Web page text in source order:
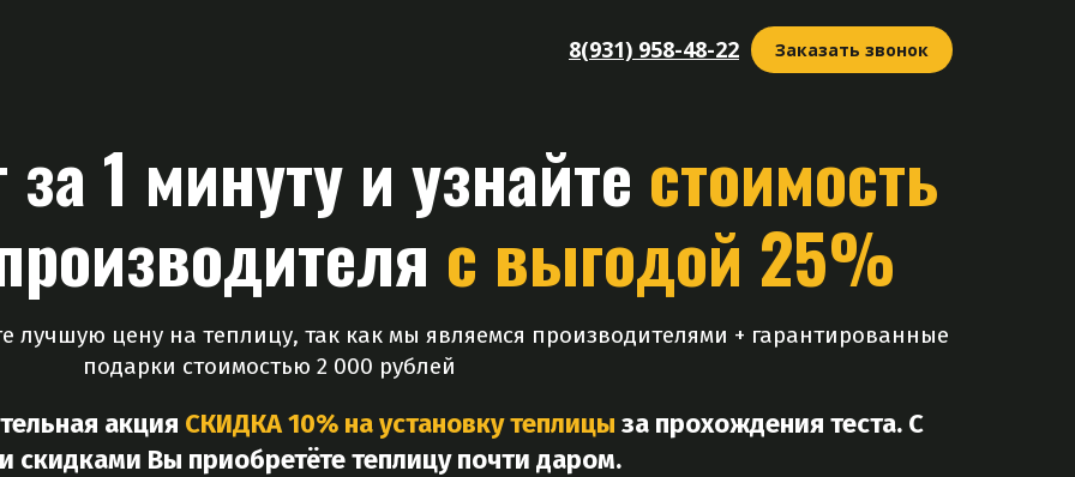
8(931) 958-48-22 Заказать звонок
1 минуту и узнайте стоимость
с выгодой 25%
лучшую цену на теплицу, так как мы являемся производителями + гарантированные
подарки стоимостью 2 000 рублей
акция СКИДКА 10% на установку теплицы за прохождения теста. С
скидками Вы приобретёте теплицу почти даром.